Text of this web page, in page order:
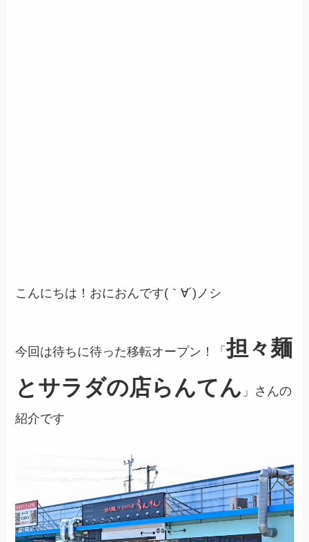
こんにちは！おにおんです(｀∀´)ノシ
今回は待ちに待った移転オープン！「担々麺
とサラダの店らんてん 」さんの
紹介です